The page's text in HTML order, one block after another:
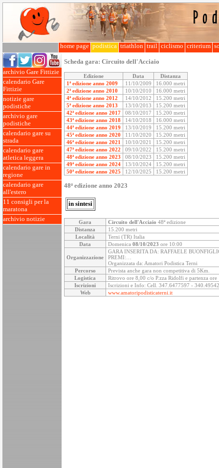
home page podistica triathlon trail ciclismo criterium
archivio Gare Fittizie
calendario Gare
Fittizie
notizie gare
podistiche
archivio gare
podistiche
calendario gare su
strada
calendario gare
atletica leggera
calendario gare in
regione
calendario gare
all'estero
11 consigli per la
maratona
archivio notizie
Scheda gara: Circuito dell'Acciaio
Edizione Data
Distanza
1ª edizione anno 2009
11/10/2009
16.000 metri
2ª edizione anno 2010
10/10/2010
16.000 metri
4ª edizione anno 2012
14/10/2012
15.200 metri
5ª edizione anno 2013
13/10/2013
15.200 metri
42ª edizione anno 2017
08/10/2017
15.200 metri
43ª edizione anno 2018
14/10/2018
16.000 metri
44ª edizione anno 2019
13/10/2019
15.200 metri
45ª edizione anno 2020
11/10/2020
15.200 metri
46ª edizione anno 2021
10/10/2021
15.200 metri
47ª edizione anno 2022
09/10/2022
15.200 metri
48ª edizione anno 2023
08/10/2023
15.200 metri
49ª edizione anno 2024
13/10/2024
15.200 metri
50ª edizione anno 2025
12/10/2025 15.200 metri
48ª edizione anno 2023
in sintesi
Gara Circuito dell'Acciaio 48ª edizione
Distanza
15.200 metri
Località
Terni (TR) Italia
Data
Domenica 08/10/2023 ore 10:00
Organizzazione
GARA INSERITA DA: RAFFAELE
PREMI:…
Organizzata da: Amatori Podistica Terni
Percorso
Prevista anche gara non competitiva di 5Km.
Logistica
Ritrovo ore 8,00 c/o P.zza Ridolfi e partenza
Iscrizioni
Iscrizioni e Info: Cell. 347.6477597 -
Web
www.amatoripodisticaterni.it